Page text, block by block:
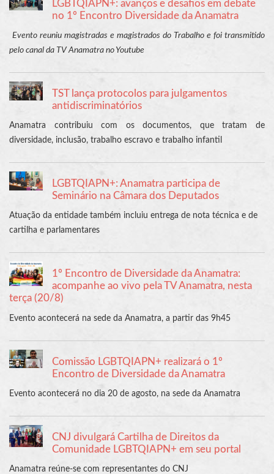
LGBTQIAPN+: avanços e desafios em debate
no 1º Encontro Diversidade da Anamatra
Evento reuniu magistradas e magistrados do Trabalho e foi transmitido
pelo canal da TV Anamatra no Youtube
TST lança protocolos para julgamentos
antidiscriminatórios
Anamatra contribuiu com os documentos, que tratam de
diversidade, inclusão, trabalho escravo e trabalho infantil
LGBTQIAPN+: Anamatra participa de
Seminário na Câmara dos Deputados
Atuação da entidade também incluiu entrega de nota técnica e de
cartilha e parlamentares
1º Encontro de Diversidade da Anamatra:
acompanhe ao vivo pela TV Anamatra, nesta
terça (20/8)
Evento acontecerá na sede da Anamatra, a partir das 9h45
Comissão LGBTQIAPN+ realizará o 1º
Encontro de Diversidade da Anamatra
Evento acontecerá no dia 20 de agosto, na sede da Anamatra
CNJ divulgará Cartilha de Direitos da
Comunidade LGBTQIAPN+ em seu portal
Anamatra reúne-se com representantes do CNJ